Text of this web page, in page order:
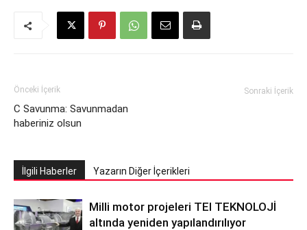
Önceki İçerik
C Savunma: Savunmadan
haberiniz olsun
Sonraki İçerik
İlgili Haberler Yazarın Diğer İçerikleri
Milli motor projeleri TEI TEKNOLOJİ
altında yeniden yapılandırılıyor